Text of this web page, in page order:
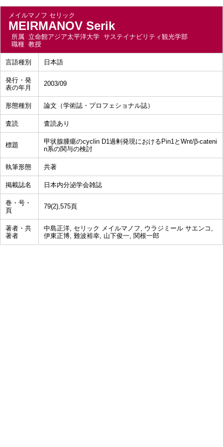
メイルマノフ セリック
MEIRMANOV Serik
所属 立命館アジア太平洋大学 サステイナビリティ観光学部
職種 教授
言語種別 日本語
発行・発
表の年月
2003/09
形態種別 論文（学術誌・プロフェショナル誌）
査読 査読あり
標題
甲状腺腫瘍のcyclin D1過剰発現におけるPin1とWnt/β-cateni
n系の関与の検討
執筆形態 共著
掲載誌名 日本内分泌学会雑誌
巻・号・
頁
79(2),575頁
著者・共
著者
中島正洋, セリック メイルマノフ, ウラジミール サエンコ,
伊東正博, 難波裕幸, 山下俊一, 関根一郎